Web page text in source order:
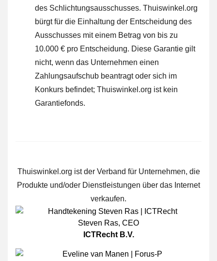
des Schlichtungsausschusses. Thuiswinkel.org
bürgt für die Einhaltung der Entscheidung des
Ausschusses mit einem Betrag von bis zu
10.000 € pro Entscheidung. Diese Garantie gilt
nicht, wenn das Unternehmen einen
Zahlungsaufschub beantragt oder sich im
Konkurs befindet; Thuiswinkel.org ist kein
Garantiefonds.
Thuiswinkel.org ist der Verband für Unternehmen, die
Produkte und/oder Dienstleistungen über das Internet
verkaufen.
Steven Ras, CEO
ICTRecht B.V.